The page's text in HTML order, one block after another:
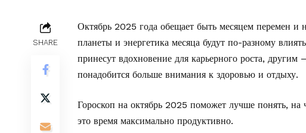
SHARE
Октябрь 2025 года обещает быть месяцем перемен
планеты и энергетика месяца будут по-разному
принесут вдохновение для карьерного роста,
понадобится больше внимания к здоровью и отдыху.
Гороскоп на октябрь 2025 поможет лучше понять, на
это время максимально продуктивно.